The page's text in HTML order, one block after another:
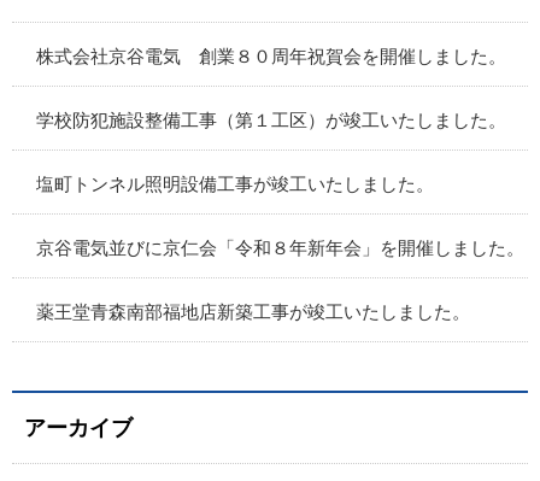
株式会社京谷電気 創業８０周年祝賀会を開催しました。
学校防犯施設整備工事（第１工区）が竣工いたしました。
塩町トンネル照明設備工事が竣工いたしました。
京谷電気並びに京仁会「令和８年新年会」を開催しました。
薬王堂青森南部福地店新築工事が竣工いたしました。
アーカイブ